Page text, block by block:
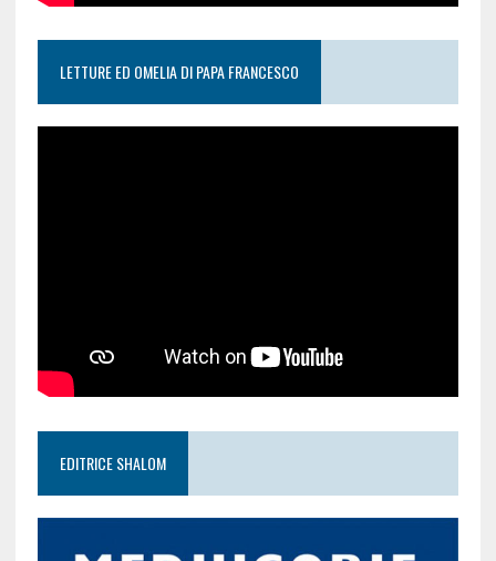
LETTURE ED OMELIA DI PAPA FRANCESCO
EDITRICE SHALOM